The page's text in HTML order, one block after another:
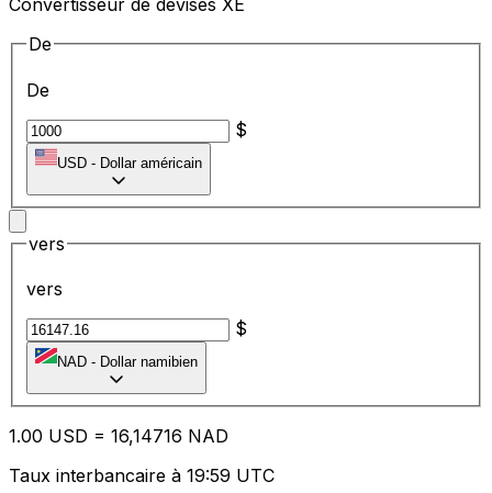
Convertisseur de devises XE
De
De
$
USD - Dollar américain
vers
vers
$
NAD - Dollar namibien
1.00 USD = 16,14716 NAD
Taux interbancaire à 19:59 UTC